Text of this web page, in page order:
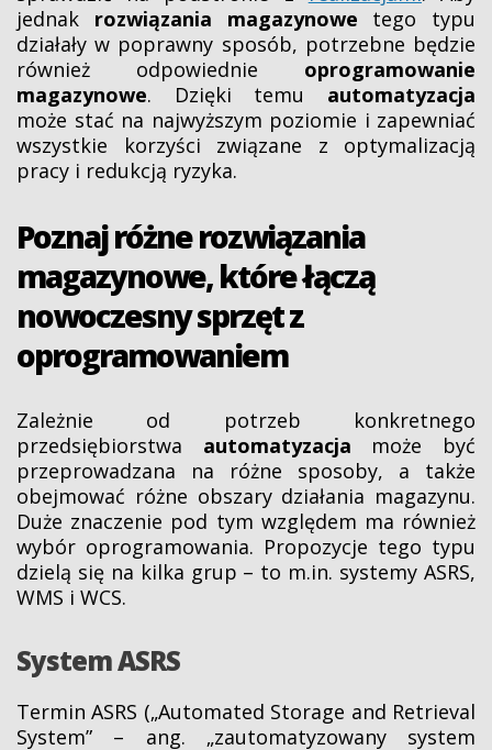
jednak rozwiązania magazynowe tego typu
działały w poprawny sposób, potrzebne będzie
również odpowiednie oprogramowanie
magazynowe. Dzięki temu automatyzacja
może stać na najwyższym poziomie i zapewniać
wszystkie korzyści związane z optymalizacją
pracy i redukcją ryzyka.
Poznaj różne rozwiązania
magazynowe, które łączą
nowoczesny sprzęt z
oprogramowaniem
Zależnie od potrzeb konkretnego
przedsiębiorstwa automatyzacja może być
przeprowadzana na różne sposoby, a także
obejmować różne obszary działania magazynu.
Duże znaczenie pod tym względem ma również
wybór oprogramowania. Propozycje tego typu
dzielą się na kilka grup – to m.in. systemy ASRS,
WMS i WCS.
System ASRS
Termin ASRS („Automated Storage and Retrieval
System” – ang. „zautomatyzowany system